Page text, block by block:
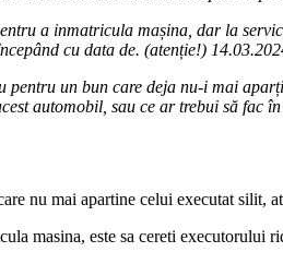
a inmatricula mașina, dar la
cu data de. (atenție!)
pentru un bun care deja nu-i mai
automobil, sau ce ar trebui să fac
nu mai apartine celui executat silit,
masina, este sa cereti